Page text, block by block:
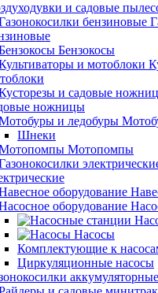
и садовые
Бензокосы
ножницы
Шнеки
Мотопомпы
Насосы
Комплектующие к
Циркуляционные насосы
аккумуляторные